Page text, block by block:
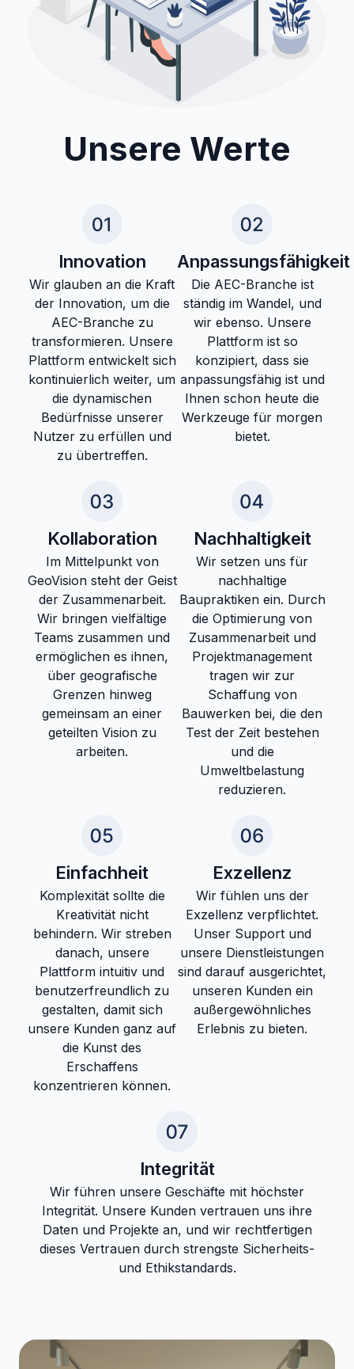
Unsere Werte
Innovation
Wir glauben an die Kraft
der Innovation, um die
AEC-Branche zu
transformieren. Unsere
Plattform entwickelt sich
kontinuierlich weiter, um
die dynamischen
Bedürfnisse unserer
Nutzer zu erfüllen und
zu übertreffen.
Anpassungsfähigkeit
Die AEC-Branche ist
ständig im Wandel, und
wir ebenso. Unsere
Plattform ist so
konzipiert, dass sie
anpassungsfähig ist und
Ihnen schon heute die
Werkzeuge für morgen
bietet.
Kollaboration
Im Mittelpunkt von
GeoVision steht der Geist
der Zusammenarbeit.
Wir bringen vielfältige
Teams zusammen und
ermöglichen es ihnen,
über geografische
Grenzen hinweg
gemeinsam an einer
geteilten Vision zu
arbeiten.
Nachhaltigkeit
Wir setzen uns für
nachhaltige
Baupraktiken ein. Durch
die Optimierung von
Zusammenarbeit und
Projektmanagement
tragen wir zur
Schaffung von
Bauwerken bei, die den
Test der Zeit bestehen
und die
Umweltbelastung
reduzieren.
Einfachheit
Komplexität sollte die
Kreativität nicht
behindern. Wir streben
danach, unsere
Plattform intuitiv und
benutzerfreundlich zu
gestalten, damit sich
unsere Kunden ganz auf
die Kunst des
Erschaffens
konzentrieren können.
Exzellenz
Wir fühlen uns der
Exzellenz verpflichtet.
Unser Support und
unsere Dienstleistungen
sind darauf ausgerichtet,
unseren Kunden ein
außergewöhnliches
Erlebnis zu bieten.
Integrität
Wir führen unsere Geschäfte mit höchster
Integrität. Unsere Kunden vertrauen uns ihre
Daten und Projekte an, und wir rechtfertigen
dieses Vertrauen durch strengste Sicherheits-
und Ethikstandards.